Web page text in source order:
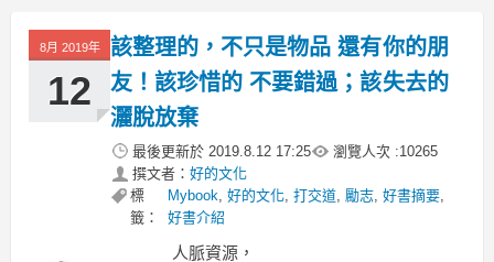
8月 2019年
12
該整理的，不只是物品 還有你的朋
友！該珍惜的 不要錯過；該失去的
灑脫放棄
最後更新於 2019.8.12 17:25 瀏覽人次 :10265
撰文者： 好的文化
標
籤：
Mybook, 好的文化, 打交道, 勵志, 好書摘要,
好書介紹
人脈資源，